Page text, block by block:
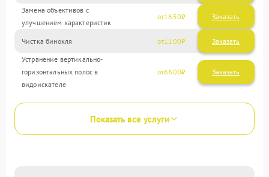
Замена объективов с
улучшением характеристик
1650
Чистка бинокля 1100
Устранение вертикально-
горизонтальных полос в
видоискателе
6600
Показать все услуги